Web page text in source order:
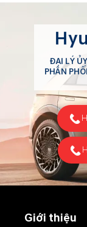
ĐẠI LÝ
PHÂN
Giới thiệu